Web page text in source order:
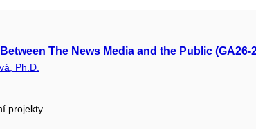
The News Media and the Public (GA26-
Ph.D.
projekty